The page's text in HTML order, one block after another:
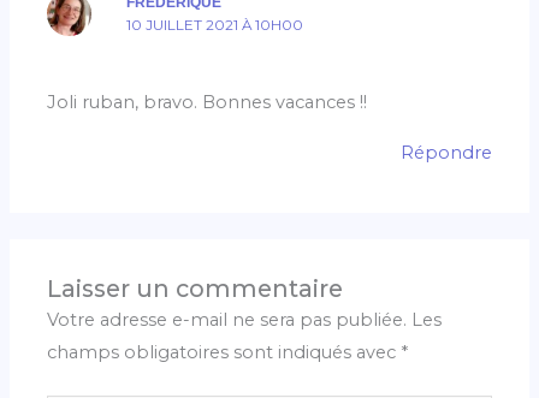
10 JUILLET 2021 À 10H00
Joli ruban, bravo. Bonnes vacances !!
Répondre
Laisser un commentaire
Votre adresse e-mail ne sera pas publiée. Les
champs obligatoires sont indiqués avec *